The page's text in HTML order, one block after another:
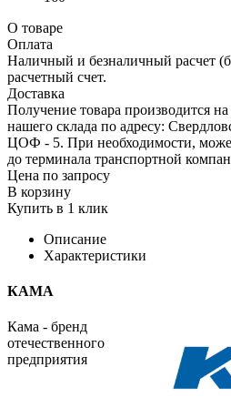
О товаре
Оплата
Наличный и безналичный расчет
расчетный счет.
Доставка
Получение товара производится
нашего склада по адресу:
ЦОФ - 5. При необходимости,
до терминала транспортной
Цена по запросу
В корзину
Купить в 1 клик
Описание
Характеристики
КАМА
Кама - бренд
отечественного
предприятия